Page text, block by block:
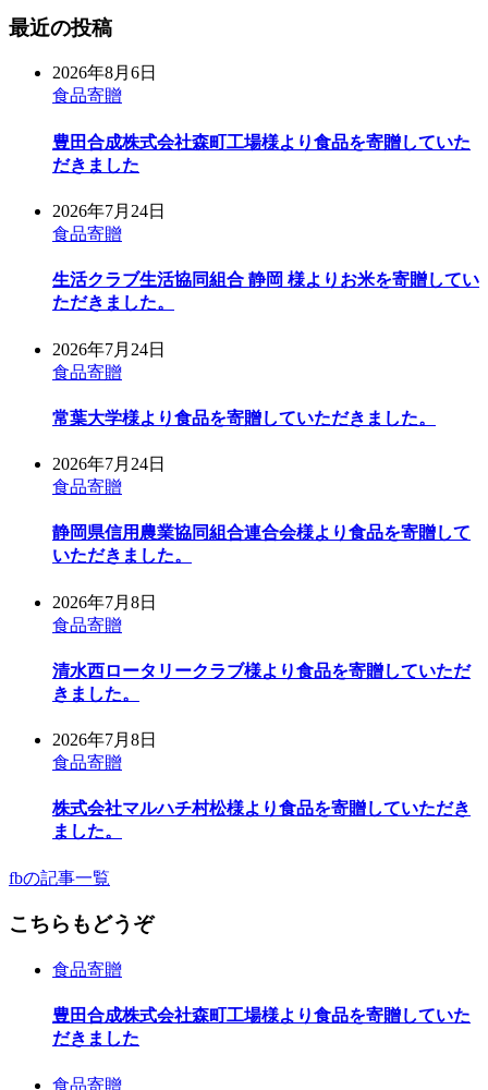
最近の投稿
2026年8月6日
食品寄贈
豊田合成株式会社森町工場様より食品を寄贈していた
だきました
2026年7月24日
食品寄贈
生活クラブ生活協同組合 静岡 様よりお米を寄贈してい
ただきました。
2026年7月24日
食品寄贈
常葉大学様より食品を寄贈していただきました。
2026年7月24日
食品寄贈
静岡県信用農業協同組合連合会様より食品を寄贈して
いただきました。
2026年7月8日
食品寄贈
清水西ロータリークラブ様より食品を寄贈していただ
きました。
2026年7月8日
食品寄贈
株式会社マルハチ村松様より食品を寄贈していただき
ました。
fbの記事一覧
こちらもどうぞ
食品寄贈
豊田合成株式会社森町工場様より食品を寄贈していた
だきました
食品寄贈